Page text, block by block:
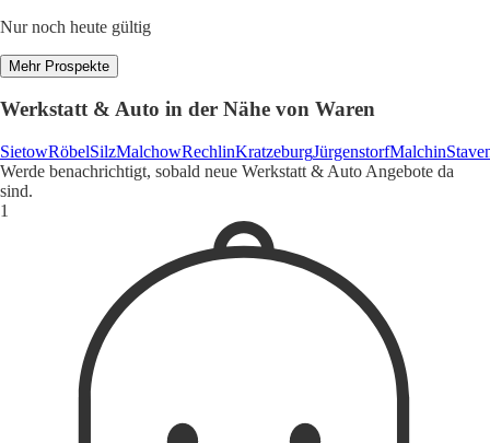
Nur noch heute gültig
Mehr Prospekte
Werkstatt & Auto in der Nähe von Waren
SietowRöbelSilzMalchowRechlinKratzeburgJürgenstorfMalchin
Werde benachrichtigt, sobald neue Werkstatt & Auto Angebote da
sind.
1